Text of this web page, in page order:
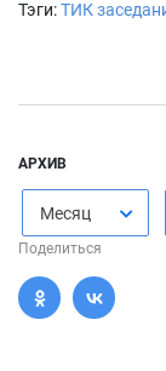
Тэги:ТИК
АРХИВ
Месяц
Поделиться